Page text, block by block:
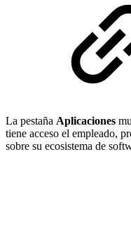
La pestaña Aplicaciones
tiene acceso el empleado,
sobre su ecosistema de